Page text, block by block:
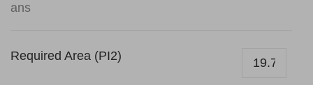
ans
Required Area (PI2)